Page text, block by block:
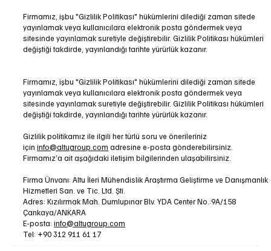
Firmamız, işbu "Gizlilik Politikası" hükümlerini dilediği zaman sitede
yayınlamak veya kullanıcılara elektronik posta göndermek veya
sitesinde yayınlamak suretiyle değiştirebilir. Gizlilik Politikası hükümleri
değiştiği takdirde, yayınlandığı tarihte yürürlük kazanır.
Firmamız, işbu "Gizlilik Politikası" hükümlerini dilediği zaman sitede
yayınlamak veya kullanıcılara elektronik posta göndermek veya
sitesinde yayınlamak suretiyle değiştirebilir. Gizlilik Politikası hükümleri
değiştiği takdirde, yayınlandığı tarihte yürürlük kazanır.
Gizlilik politikamız ile ilgili her türlü soru ve önerileriniz
içininfo@altugroup.com adresine e-posta gönderebilirsiniz.
Firmamız’a ait aşağıdaki iletişim bilgilerinden ulaşabilirsiniz.
Firma Ünvanı: Altu İleri Mühendislik Araştırma Geliştirme ve Danışmanlık
Hizmetleri San. ve Tic. Ltd. Şti.
Adres: Kızılırmak Mah. Dumlupınar Blv. YDA Center No.:9A/158
Çankaya/ANKARA
E-posta:info@altugroup.com
Tel: +90 312 911 61 17